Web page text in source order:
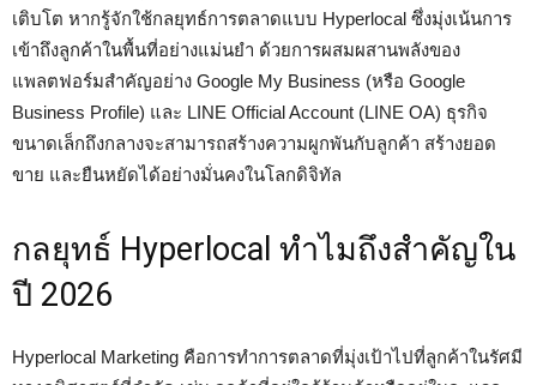
เติบโต หากรู้จักใช้กลยุทธ์การตลาดแบบ Hyperlocal ซึ่งมุ่งเน้นการ
เข้าถึงลูกค้าในพื้นที่อย่างแม่นยำ ด้วยการผสมผสานพลังของ
แพลตฟอร์มสำคัญอย่าง Google My Business (หรือ Google
Business Profile) และ LINE Official Account (LINE OA) ธุรกิจ
ขนาดเล็กถึงกลางจะสามารถสร้างความผูกพันกับลูกค้า สร้างยอด
ขาย และยืนหยัดได้อย่างมั่นคงในโลกดิจิทัล
กลยุทธ์ Hyperlocal ทำไมถึงสำคัญใน
ปี 2026
Hyperlocal Marketing คือการทำการตลาดที่มุ่งเป้าไปที่ลูกค้าในรัศมี